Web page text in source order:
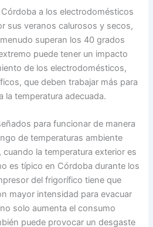
a los electrodomésticos
sus veranos calurosos y secos,
superan los 40 grados
puede tener un impacto
de los electrodomésticos,
que deben trabajar más para
la temperatura adecuada.
para funcionar de manera
de temperaturas ambiente
la temperatura exterior es
es típico en Córdoba durante los
del frigorífico tiene que
mayor intensidad para evacuar
solo aumenta el consumo
puede provocar un desgaste